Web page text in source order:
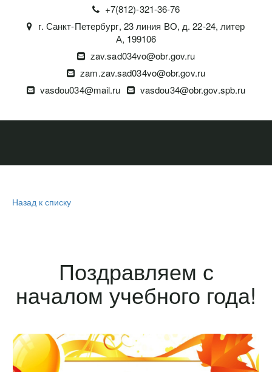
+7(812)-321-36-76
г. Санкт-Петербург, 23 линия ВО, д. 22-24, литер
А, 199106
zav.sad034vo@obr.gov.ru
zam.zav.sad034vo@obr.gov.ru
vasdou034@mail.ru
vasdou34@obr.gov.spb.ru
Назад к списку
Поздравляем с
началом учебного года!